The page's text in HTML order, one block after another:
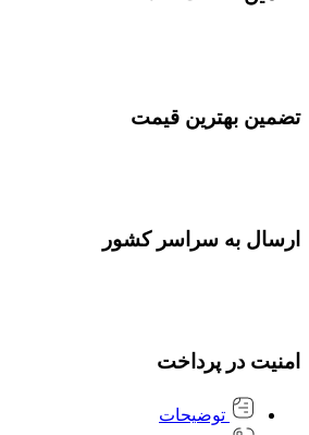
تضمین بهترین قیمت
ارسال به سراسر کشور
امنیت در پرداخت
توضیحات